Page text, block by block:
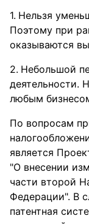
Нельзя
Поэтому при
оказываются
Небольшой
деятельности.
любым
По вопросам
является
"О внесении
части второй
Федерации". В
патентная